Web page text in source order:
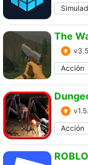
The
Acción
Acción